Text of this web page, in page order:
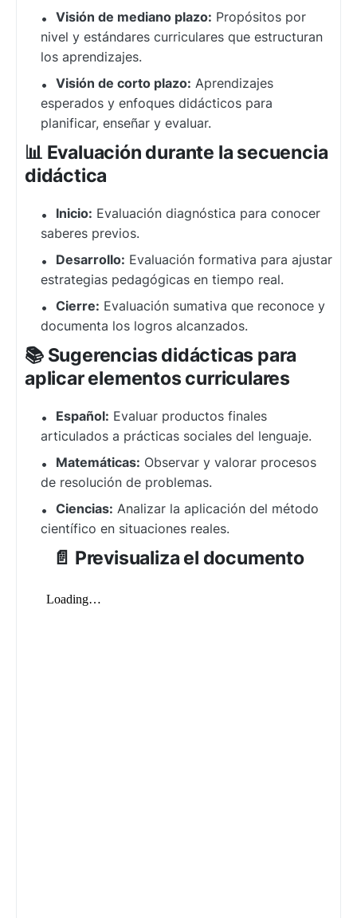
Visión de mediano plazo: Propósitos por
nivel y estándares curriculares que estructuran
los aprendizajes.
Visión de corto plazo: Aprendizajes
esperados y enfoques didácticos para
planificar, enseñar y evaluar.
📊 Evaluación durante la secuencia
didáctica
Inicio: Evaluación diagnóstica para conocer
saberes previos.
Desarrollo: Evaluación formativa para ajustar
estrategias pedagógicas en tiempo real.
Cierre: Evaluación sumativa que reconoce y
documenta los logros alcanzados.
📚 Sugerencias didácticas para
aplicar elementos curriculares
Español: Evaluar productos finales
articulados a prácticas sociales del lenguaje.
Matemáticas: Observar y valorar procesos
de resolución de problemas.
Ciencias: Analizar la aplicación del método
científico en situaciones reales.
📄 Previsualiza el documento